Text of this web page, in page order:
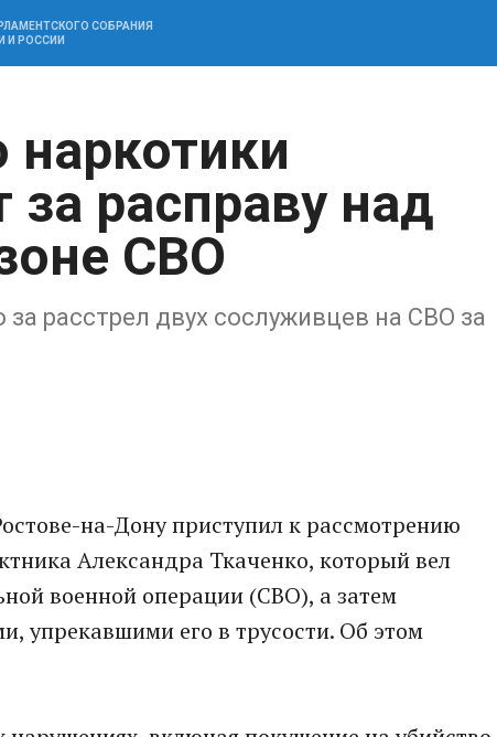
СОБРАНИЯ
И РОССИИ
за расправу над
СВО
расстрел двух сослуживцев на СВО за
на-Дону приступил к рассмотрению
Александра Ткаченко, который вел
военной операции (СВО), а затем
упрекавшими его в трусости. Об этом